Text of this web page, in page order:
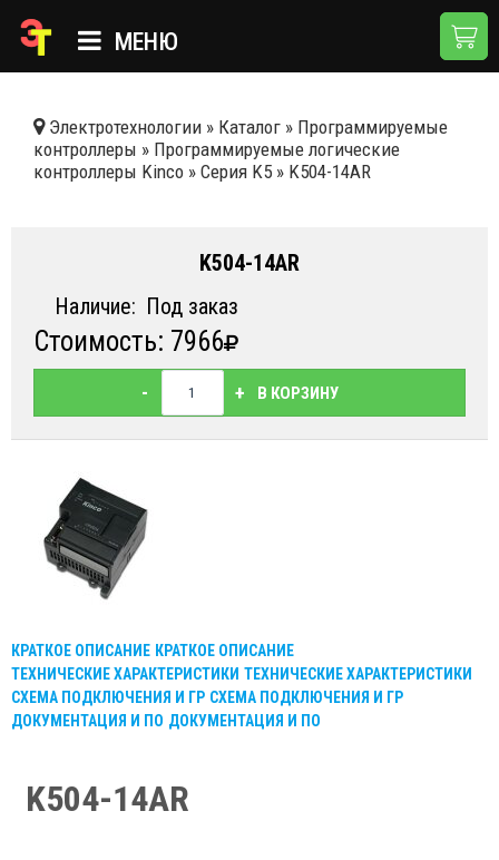
МЕНЮ
КАТАЛОГ
НОВОСТИ
ДОСТАВКА И ОПЛАТА
КОНТАКТЫ
Электротехнологии » Каталог » Программируемые
контроллеры » Программируемые логические
контроллеры Kinсo » Серия K5 » K504-14AR
K504-14AR
Наличие: Под заказ
Стоимость: 7966
- + В КОРЗИНУ
КРАТКОЕ ОПИСАНИЕ КРАТКОЕ ОПИСАНИЕ
ТЕХНИЧЕСКИЕ ХАРАКТЕРИСТИКИ ТЕХНИЧЕСКИЕ ХАРАКТЕРИСТИКИ
СХЕМА ПОДКЛЮЧЕНИЯ И ГР СХЕМА ПОДКЛЮЧЕНИЯ И ГР
ДОКУМЕНТАЦИЯ И ПО ДОКУМЕНТАЦИЯ И ПО
K504-14AR